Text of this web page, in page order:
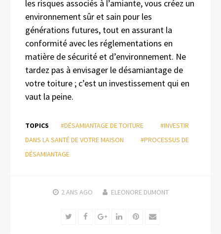
les risques associés à l’amiante, vous créez un
environnement sûr et sain pour les
générations futures, tout en assurant la
conformité avec les réglementations en
matière de sécurité et d’environnement. Ne
tardez pas à envisager le désamiantage de
votre toiture ; c’est un investissement qui en
vaut la peine.
TOPICS #DÉSAMIANTAGE DE TOITURE
#INVESTIR
DANS LA SANTÉ DE VOTRE MAISON
#PROCESSUS DE
DÉSAMIANTAGE
2 ANS AGO ELEONORE DUMONT
TwitterFacebookGoogle+LinkedInPinterest
Email